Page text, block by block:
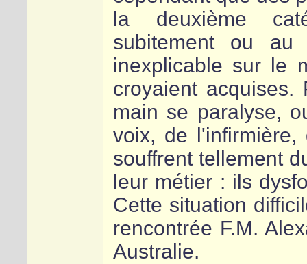
la deuxième
subitement ou
inexplicable sur le
croyaient
main se paralyse,
voix, de
souffrent tellement
leur métier : ils
Cette situation
rencontrée F.M.
Australie.